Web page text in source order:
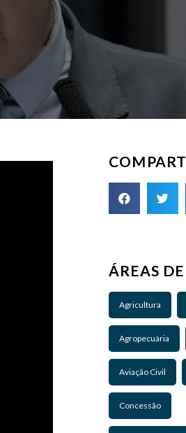
ÁREAS
Agricultura
Agropecuária
Aviação Civil
Concessão